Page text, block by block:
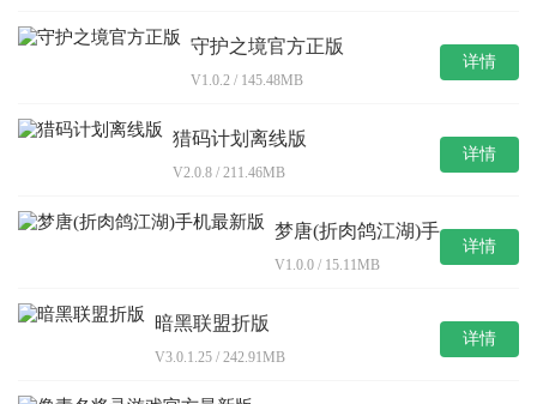
守护之境官方正版
V1.0.2 / 145.48MB
详情
猎码计划离线版
V2.0.8 / 211.46MB
详情
梦唐(折肉鸽江湖)手
V1.0.0 / 15.11MB
详情
暗黑联盟折版
V3.0.1.25 / 242.91MB
详情